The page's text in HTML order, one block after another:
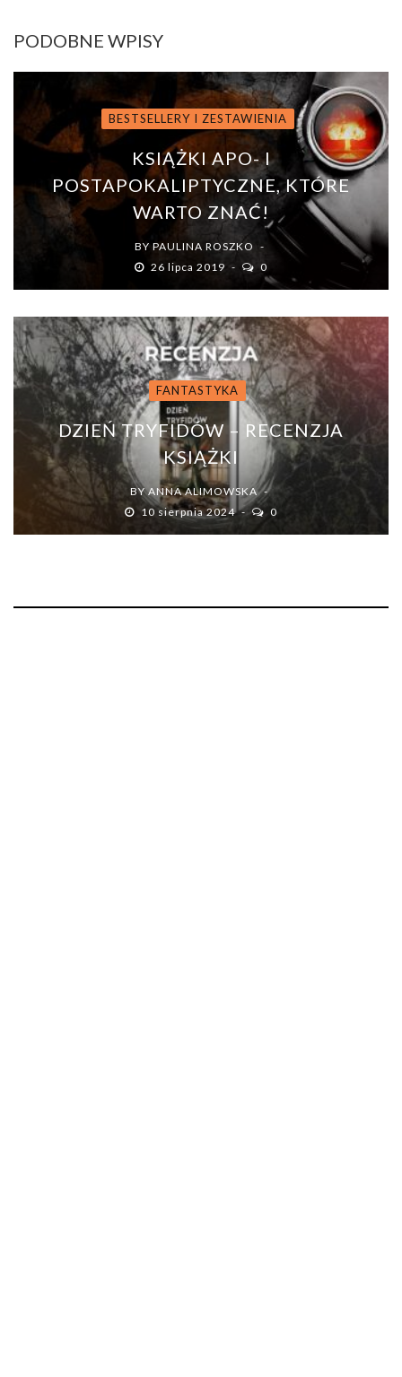
PODOBNE WPISY
BESTSELLERY I ZESTAWIENIA
KSIĄŻKI APO- I
POSTAPOKALIPTYCZNE, KTÓRE
WARTO ZNAĆ!
BY PAULINA ROSZKO
26 lipca 2019
0
FANTASTYKA
DZIEŃ TRYFIDÓW – RECENZJA
KSIĄŻKI
BYANNA ALIMOWSKA
10 sierpnia 2024
0